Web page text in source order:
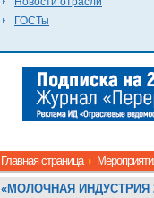
ГОСТы
Главная страница
«МОЛОЧНАЯ ИНДУСТРИЯ